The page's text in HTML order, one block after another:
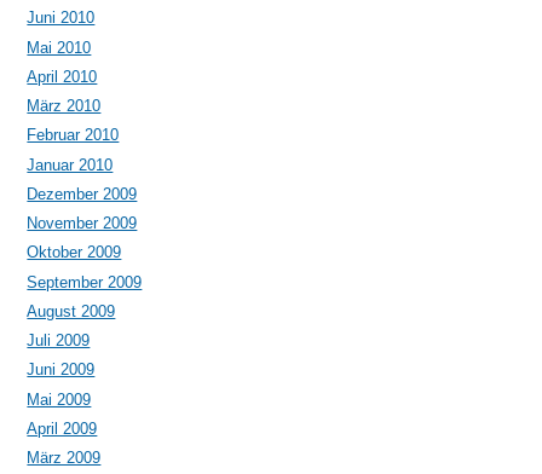
Juni 2010
Mai 2010
April 2010
März 2010
Februar 2010
Januar 2010
Dezember 2009
November 2009
Oktober 2009
September 2009
August 2009
Juli 2009
Juni 2009
Mai 2009
April 2009
März 2009